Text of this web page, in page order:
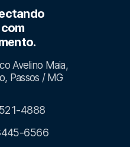
Avelino Maia,
Passos / MG
4888
6566